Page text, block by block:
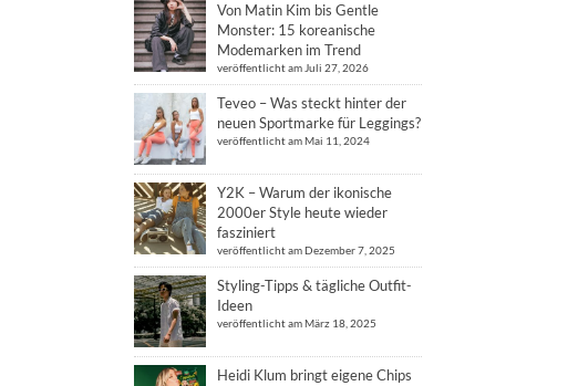
Von Matin Kim bis Gentle
Monster: 15 koreanische
Modemarken im Trend
veröffentlicht am Juli 27, 2026
Teveo – Was steckt hinter der
neuen Sportmarke für Leggings?
veröffentlicht am Mai 11, 2024
Y2K – Warum der ikonische
2000er Style heute wieder
fasziniert
veröffentlicht am Dezember 7, 2025
Styling-Tipps & tägliche Outfit-
Ideen
veröffentlicht am März 18, 2025
Heidi Klum bringt eigene Chips